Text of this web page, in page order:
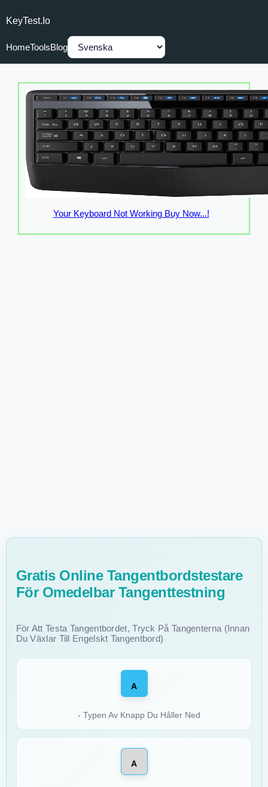
KeyTest.io
HomeToolsBlog
Your Keyboard Not Working Buy Now...!
Gratis Online Tangentbordstestare
För Omedelbar Tangenttestning
För Att Testa Tangentbordet, Tryck På Tangenterna (innan
Du Växlar Till Engelskt Tangentbord)
A
- Typen Av Knapp Du Håller Ned
A